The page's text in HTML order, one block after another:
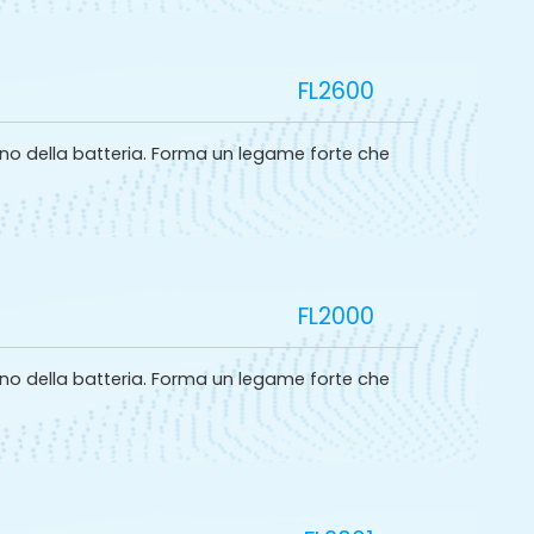
FL2600
della batteria. Forma un legame forte che
FL2000
della batteria. Forma un legame forte che